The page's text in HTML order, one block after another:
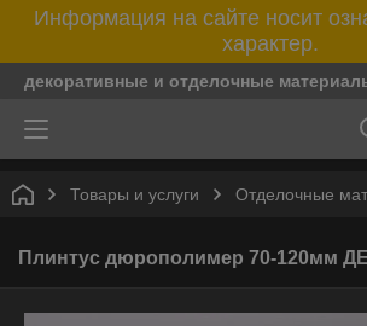
Информация на сайте носит
характер.
декоративные и отделочные
Товары и услуги Отделочные
Плинтус дюрополимер 70-120мм